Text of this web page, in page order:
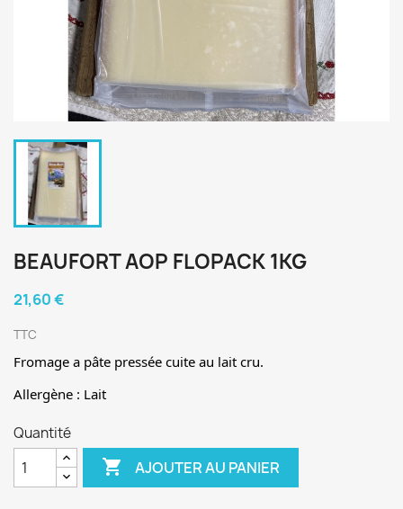
BEAUFORT AOP FLOPACK 1KG
21,60 €
TTC
Fromage a pâte pressée cuite au lait cru.
Allergène : Lait
Quantité
 AJOUTER AU PANIER